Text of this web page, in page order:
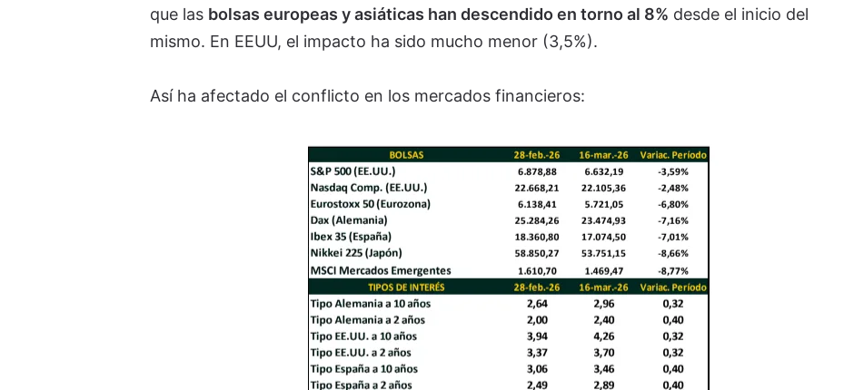
que las bolsas europeas y asiáticas han descendido en torno al 8% desde el inicio del
mismo. En EEUU, el impacto ha sido mucho menor (3,5%).
Así ha afectado el conflicto en los mercados financieros: